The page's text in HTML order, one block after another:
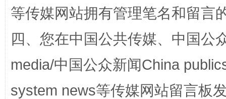
国家大学科技园优化重塑工作
等传媒网站拥有管理笔名和留言
四、您在中国公共传媒、中国公
media/中国公众新闻China
system news等传媒网站留言板